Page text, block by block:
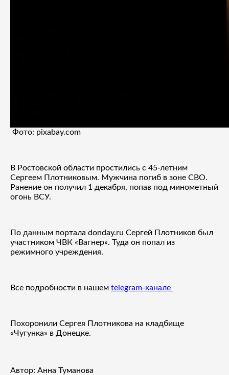
Фото: pixabay.com
В Ростовской области простились с 45-летним
Сергеем Плотниковым. Мужчина погиб в зоне СВО.
Ранение он получил 1 декабря, попав под минометный
огонь ВСУ.
По данным портала donday.ru Сергей Плотников был
участником ЧВК «Вагнер». Туда он попал из
режимного учреждения.
Все подробности в нашем telegram-канале
Похоронили Сергея Плотникова на кладбище
«Чугунка» в Донецке.
Автор: Анна Туманова